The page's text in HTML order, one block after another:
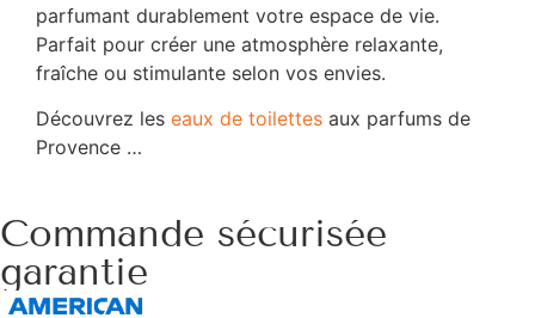
parfumant durablement votre espace de vie.
Parfait pour créer une atmosphère relaxante,
fraîche ou stimulante selon vos envies.
Découvrez les eaux de toilettes aux parfums de
Provence …
Commande sécurisée
garantie